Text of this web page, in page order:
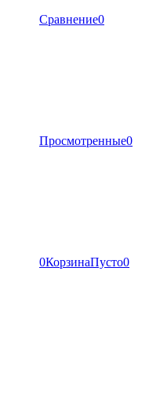
Сравнение0
Просмотренные0
0КорзинаПусто0